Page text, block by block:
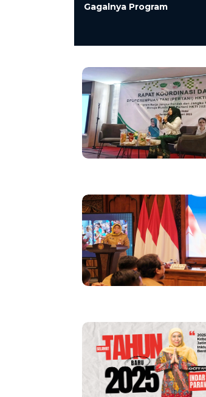
Gagalnya Program